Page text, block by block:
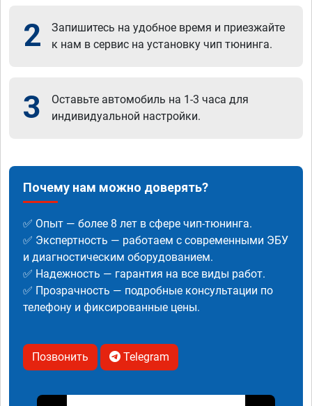
2
Запишитесь на удобное время и приезжайте
к нам в сервис на установку чип тюнинга.
3
Оставьте автомобиль на 1-3 часа для
индивидуальной настройки.
Почему нам можно доверять?
✅ Опыт — более 8 лет в сфере чип-тюнинга.
✅ Экспертность — работаем с современными ЭБУ
и диагностическим оборудованием.
✅ Надежность — гарантия на все виды работ.
✅ Прозрачность — подробные консультации по
телефону и фиксированные цены.
Позвонить Telegram